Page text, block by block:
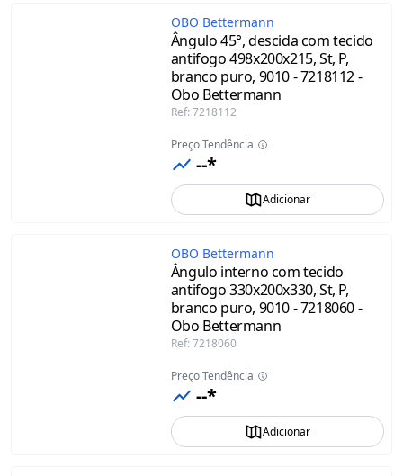
OBO Bettermann
Ângulo 45°, descida com tecido
antifogo 498x200x215, St, P,
branco puro, 9010 - 7218112 -
Obo Bettermann
Ref: 7218112
Preço Tendência
--*
Adicionar
OBO Bettermann
Ângulo interno com tecido
antifogo 330x200x330, St, P,
branco puro, 9010 - 7218060 -
Obo Bettermann
Ref: 7218060
Preço Tendência
--*
Adicionar